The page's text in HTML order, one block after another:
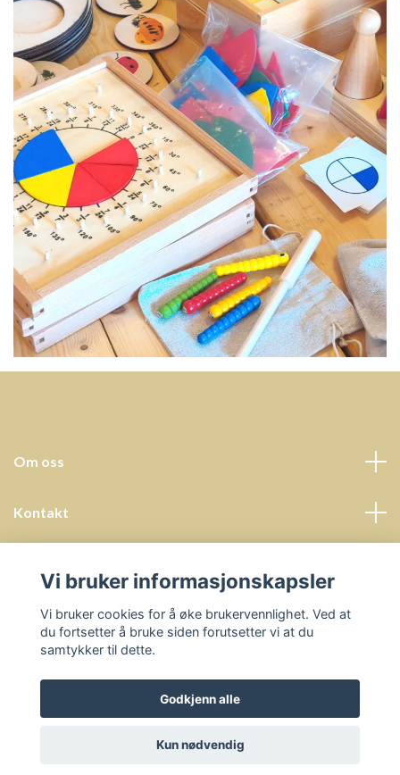
Om oss
Kontakt
Sosiale medier
© 2026 Undervisningsressurser - Prosjektbyrå Helena Hals
Vi bruker informasjonskapsler
Vi bruker cookies for å øke brukervennlighet. Ved at
du fortsetter å bruke siden forutsetter vi at du
samtykker til dette.
Godkjenn alle
Kun nødvendig